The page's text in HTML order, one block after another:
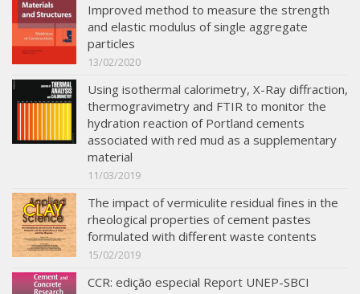
Improved method to measure the strength
and elastic modulus of single aggregate
particles
13/02/2020
Using isothermal calorimetry, X-Ray diffraction,
thermogravimetry and FTIR to monitor the
hydration reaction of Portland cements
associated with red mud as a supplementary
material
11/03/2019
The impact of vermiculite residual fines in the
rheological properties of cement pastes
formulated with different waste contents
15/02/2019
CCR: edição especial Report UNEP-SBCI